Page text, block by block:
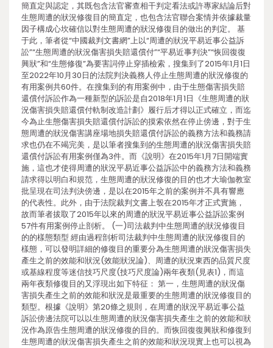
簡直定與認定，其既包含法官審查相干判定看法或許專家結論后對
生態周遭的狀況修復目的簡直定，也包含法官聯合案情并依據裁量
因子構成心坎確信以對生態周遭的狀況修復目的做出的判定。 基
于此，筆者從“中國裁判文書網”上以“周遭的狀況平易近事公益訴
訟”“生態周遭的狀況傷害損失賠還償付”“平易近事判決”“恢回復復
興狀”和“生態修復”為要害詞停止穿插檢索，搜集到了2015年1月1日
至2022年10月30日的法院判決義務人停止生態周遭的狀況修復的
有用案例共60件。在搜集到的有用案例中，由于生態傷害損失賠
還償付訴訟作為一種新型的訴訟是自2018年1月1日《生態周遭的狀
況傷害損失賠還償付軌制改造計劃》履行后才得以正式確立，而迄
今為止生態傷害損失賠還償付訴訟的摸索依然在停止傍邊，對于生
態周遭的狀況傷害講座場地損失賠還償付訴訟的義務方法和義務請
求也仍在不竭完美，是以筆者搜集到的生態周遭的狀況傷害損失賠
還償付訴訟有用案例僅為3件。而《說明》在2015年1月7日開端實
施，這也才使得周遭的狀況平易近事公益訴訟中的義務方法和義務
請求得以明白和規范，生態周遭的狀況修復的目的也才大瑜伽教室
批呈現在司法判決傍邊，是以在2015年之前的案例并不具有響應
的代表性。此外，由于法院裁判文書上彀在2015年才正式實施，
故而筆者拔取了2015年以來的周遭的狀況平易近事公益訴訟案例
57件有用案例停止剖析。 (一)司法裁判中生態周遭的狀況修復目
的的樣態類型 經由過程剖析司法裁判中生態周遭的狀況修復目的
樣態，可以發明詳細的修復目的重要分為生態周遭的狀況傷害損失
產生之前的效能和狀況(效能狀況論)、周遭的狀況東西的品質尺度
或基線程度等迷信技巧尺度(技巧尺度論)兩年夜類(見表1)，而這
兩年夜類修復目的又浮現出如下特征： 第一，生態周遭的狀況傷
害損失產生之前的效能和狀況是最重要的生態周遭的狀況修復目的
類型。根據《說明》第20條之規則，在周遭的狀況平易近事公益
訴訟傍邊法院可以以生態周遭的狀況傷害損失產生之前的效能和狀
況作為原告生態周遭的狀況修復的目的。而恢回復復興狀和修復到
生態周遭的狀況傷害損失產生之前的效能和狀況現實上也可以視為